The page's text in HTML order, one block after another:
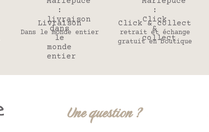
Livraison
Dans le monde entier
Click & collect
retrait et échange
gratuit en boutique
Une question ?